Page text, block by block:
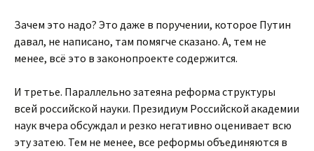
Зачем это надо? Это даже в поручении, которое Путин
давал, не написано, там помягче сказано. А, тем не
менее, всё это в законопроекте содержится.
И третье. Параллельно затеяна реформа структуры
всей российской науки. Президиум Российской академии
наук вчера обсуждал и резко негативно оценивает всю
эту затею. Тем не менее, все реформы объединяются в